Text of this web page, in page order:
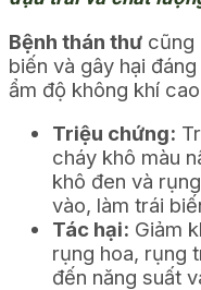
Bệnh thán thư cũng
biến và gây hại
ẩm độ không khí
Triệu chứng:
cháy khô màu
khô đen và
vào, làm trái
Tác hại: Giảm
rụng hoa, rụng
đến năng suất